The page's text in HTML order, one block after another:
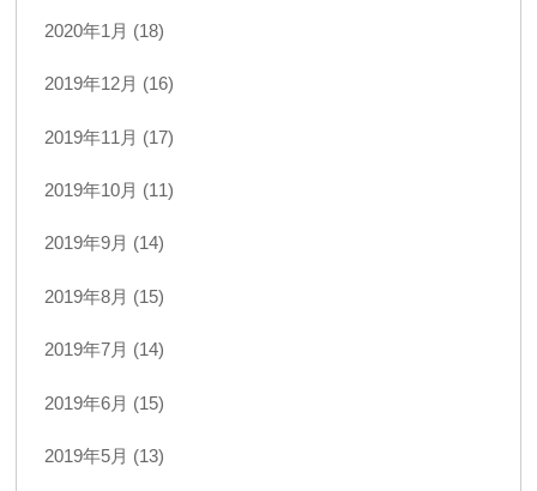
2020年1月 (18)
2019年12月 (16)
2019年11月 (17)
2019年10月 (11)
2019年9月 (14)
2019年8月 (15)
2019年7月 (14)
2019年6月 (15)
2019年5月 (13)